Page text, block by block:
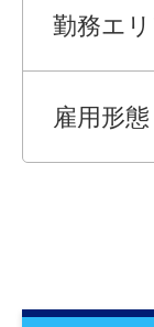
勤務エ
雇用形態